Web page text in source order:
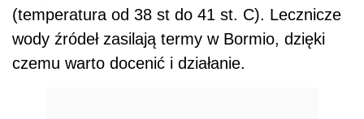
(temperatura od 38 st do 41 st. C). Lecznicze
wody źródeł zasilają termy w Bormio, dzięki
czemu warto docenić i działanie.